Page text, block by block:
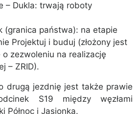
– Dukla: trwają roboty
(granica państwa): na etapie
Projektuj i buduj (złożony jest
zezwoleniu na realizację
– ZRID).
drugą jezdnię jest także prawie
S19 między węzłami
Północ i Jasionka.